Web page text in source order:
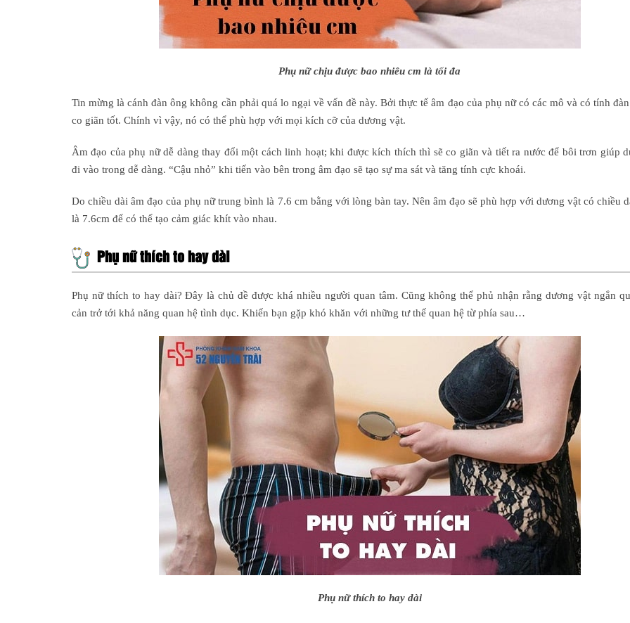
Phụ nữ chịu được bao nhiêu cm là tối đa
Tin mừng là cánh đàn ông không cần phải quá lo ngại về vấn đề này. Bởi thực tế âm đạo của phụ nữ có các mô và có tính
co giãn tốt. Chính vì vậy, nó có thể phù hợp với mọi kích cỡ của dương vật.
Âm đạo của phụ nữ dễ dàng thay đổi một cách linh hoạt; khi được kích thích thì sẽ co giãn và tiết ra nước để bôi trơn giúp
đi vào trong dễ dàng. “Cậu nhỏ” khi tiến vào bên trong âm đạo sẽ tạo sự ma sát và tăng tính cực khoái.
Do chiều dài âm đạo của phụ nữ trung bình là 7.6 cm bằng với lòng bàn tay. Nên âm đạo sẽ phù hợp với dương vật có chiều
là 7.6cm để có thể tạo cảm giác khít vào nhau.
Phụ nữ thích to hay dài
Phụ nữ thích to hay dài? Đây là chủ đề được khá nhiều người quan tâm. Cũng không thể phủ nhận rằng dương vật ngắn
cản trở tới khả năng quan hệ tình dục. Khiến bạn gặp khó khăn với những tư thế quan hệ từ phía sau…
Phụ nữ thích to hay dài